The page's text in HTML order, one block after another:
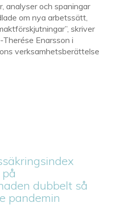
analyser och spaningar
om nya arbetssätt,
skriver
Enarsson i
verksamhetsberättelse
dubbelt så
pandemin